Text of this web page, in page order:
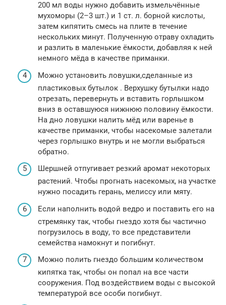
200 мл воды нужно добавить измельчённые
мухоморы (2–3 шт.) и 1 ст. л. борной кислоты,
затем кипятить смесь на плите в течение
нескольких минут. Полученную отраву охладить
и разлить в маленькие ёмкости, добавляя к ней
немного мёда в качестве приманки.
Можно установить ловушки,сделанные из
пластиковых бутылок . Верхушку бутылки надо
отрезать, перевернуть и вставить горлышком
вниз в оставшуюся нижнюю половину ёмкости.
На дно ловушки налить мёд или варенье в
качестве приманки, чтобы насекомые залетали
через горлышко внутрь и не могли выбраться
обратно.
Шершней отпугивает резкий аромат некоторых
растений. Чтобы прогнать насекомых, на участке
нужно посадить герань, мелиссу или мяту.
Если наполнить водой ведро и поставить его на
стремянку так, чтобы гнездо хотя бы частично
погрузилось в воду, то все представители
семейства намокнут и погибнут.
Можно полить гнездо большим количеством
кипятка так, чтобы он попал на все части
сооружения. Под воздействием воды с высокой
температурой все особи погибнут.